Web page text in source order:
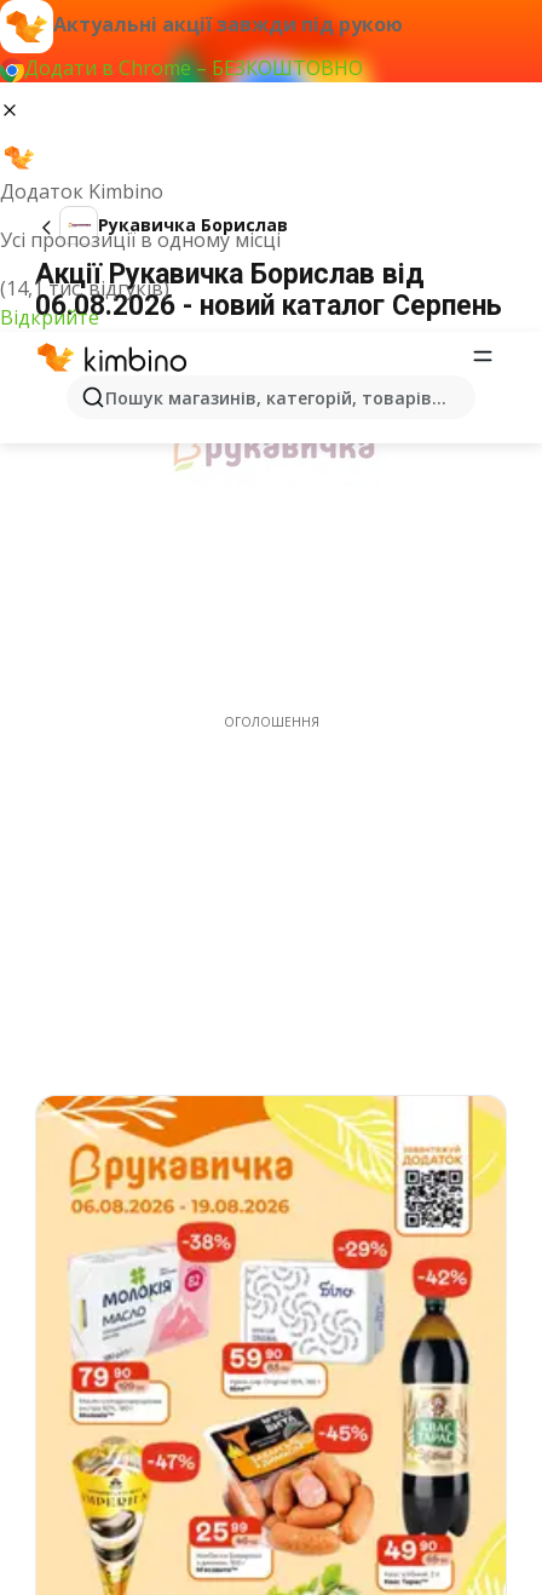
Актуальні акції завжди під рукою
Додати в Chrome – БЕЗКОШТОВНО
Додаток Kimbino
Усі пропозиції в одному місці
(14,1 тис. відгуків)
Відкрийте
Пошук магазинів, категорій, товарів...
Рукавичка Борислав
Акції Рукавичка Борислав від
06.08.2026 - новий каталог Серпень
ОГОЛОШЕННЯ